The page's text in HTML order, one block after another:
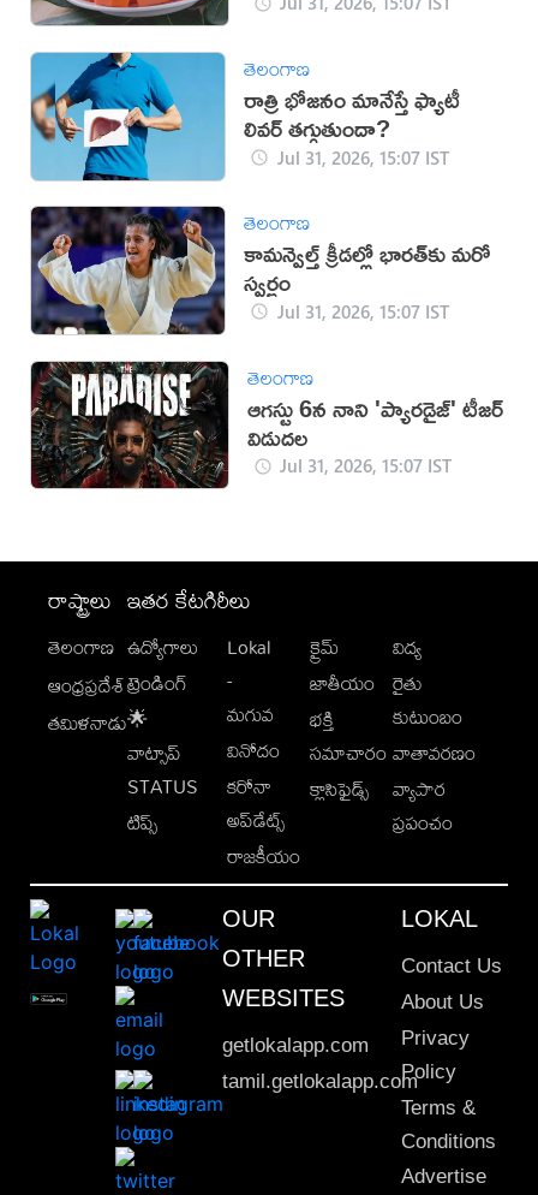
తెలంగాణ
రాత్రి భోజనం మానేస్తే ఫ్యాటీ
లివర్ తగ్గుతుందా?
Jul 31, 2026, 15:07 IST
తెలంగాణ
కామన్వెల్త్ క్రీడల్లో భారత్‌కు మరో
స్వర్ణం
Jul 31, 2026, 15:07 IST
తెలంగాణ
ఆగస్టు 6న నాని 'ప్యారడైజ్' టీజర్
విడుదల
Jul 31, 2026, 15:07 IST
రాష్ట్రాలు
తెలంగాణ
ఆంధ్రప్రదేశ్
తమిళనాడు
ఇతర కేటగిరీలు
ఉద్యోగాలు
ట్రెండింగ్
🌟
వాట్సాప్
STATUS
టిప్స్
Lokal
-
మగువ
వినోదం
కరోనా
అప్‌డేట్స్
రాజకీయం
క్రైమ్
జాతీయం
భక్తి
సమాచారం
క్లాసిఫైడ్స్
విద్య
రైతు
కుటుంబం
వాతావరణం
వ్యాపార
ప్రపంచం
OUR
OTHER
WEBSITES
getlokalapp.com
tamil.getlokalapp.com
LOKAL
Contact Us
About Us
Privacy
Policy
Terms &
Conditions
Advertise